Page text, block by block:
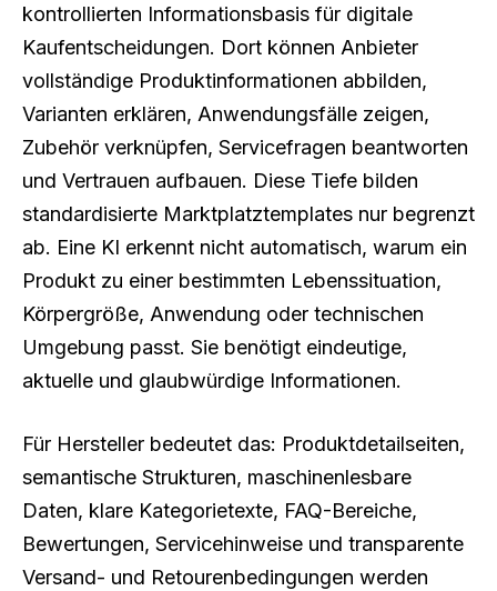
kontrollierten Informationsbasis für digitale
Kaufentscheidungen. Dort können Anbieter
vollständige Produktinformationen abbilden,
Varianten erklären, Anwendungsfälle zeigen,
Zubehör verknüpfen, Servicefragen beantworten
und Vertrauen aufbauen. Diese Tiefe bilden
standardisierte Marktplatztemplates nur begrenzt
ab. Eine KI erkennt nicht automatisch, warum ein
Produkt zu einer bestimmten Lebenssituation,
Körpergröße, Anwendung oder technischen
Umgebung passt. Sie benötigt eindeutige,
aktuelle und glaubwürdige Informationen.
Für Hersteller bedeutet das: Produktdetailseiten,
semantische Strukturen, maschinenlesbare
Daten, klare Kategorietexte, FAQ-Bereiche,
Bewertungen, Servicehinweise und transparente
Versand- und Retourenbedingungen werden